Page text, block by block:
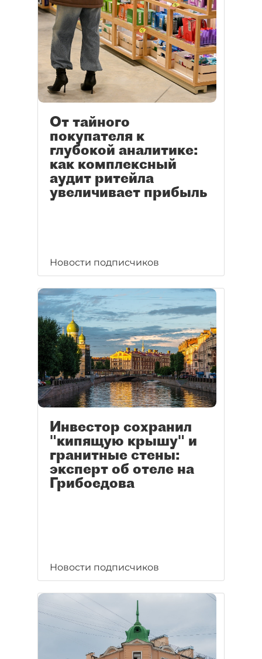
От тайного
покупателя к
глубокой аналитике:
как комплексный
аудит ритейла
увеличивает прибыль
Новости подписчиков
Инвестор сохранил
"кипящую крышу" и
гранитные стены:
эксперт об отеле на
Грибоедова
Новости подписчиков